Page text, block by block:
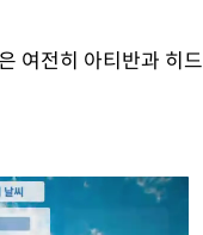
여전히 아티반과 히